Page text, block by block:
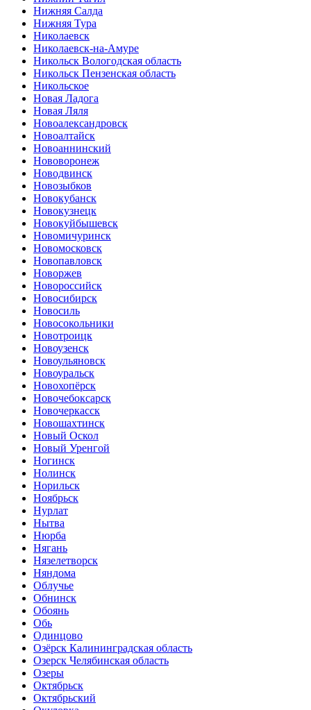
Нижняя Салда
Нижняя Тура
Николаевск
Николаевск-на-Амуре
Никольск Вологодская область
Никольск Пензенская область
Никольское
Новая Ладога
Новая Ляля
Новоалександровск
Новоалтайск
Новоаннинский
Нововоронеж
Новодвинск
Новозыбков
Новокубанск
Новокузнецк
Новокуйбышевск
Новомичуринск
Новомосковск
Новопавловск
Новоржев
Новороссийск
Новосибирск
Новосиль
Новосокольники
Новотроицк
Новоузенск
Новоульяновск
Новоуральск
Новохопёрск
Новочебоксарск
Новочеркасск
Новошахтинск
Новый Оскол
Новый Уренгой
Ногинск
Нолинск
Норильск
Ноябрьск
Нурлат
Нытва
Нюрба
Нягань
Нязелетворск
Няндома
Облучье
Обнинск
Обоянь
Обь
Одинцово
Озёрск Калининградская область
Озерск Челябинская область
Озеры
Октябрьск
Октябрьский